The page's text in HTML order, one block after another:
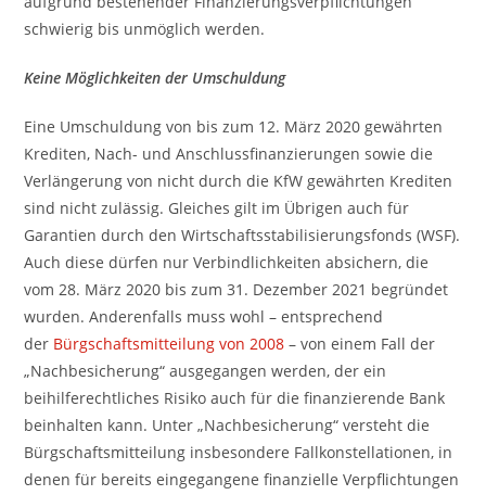
schwierig bis unmöglich werden.
Keine Möglichkeiten der Umschuldung
Eine Umschuldung von bis zum 12. März 2020 gewährten
Krediten, Nach- und Anschlussfinanzierungen sowie die
Verlängerung von nicht durch die KfW gewährten Krediten
sind nicht zulässig. Gleiches gilt im Übrigen auch für
Garantien durch den Wirtschaftsstabilisierungsfonds (WSF).
Auch diese dürfen nur Verbindlichkeiten absichern, die
vom 28. März 2020 bis zum 31. Dezember 2021 begründet
wurden. Anderenfalls muss wohl – entsprechend
der Bürgschaftsmitteilung von 2008 – von einem Fall der
„Nachbesicherung“ ausgegangen werden, der ein
beihilferechtliches Risiko auch für die finanzierende Bank
beinhalten kann. Unter „Nachbesicherung“ versteht die
Bürgschaftsmitteilung insbesondere Fallkonstellationen, in
denen für bereits eingegangene finanzielle Verpflichtungen